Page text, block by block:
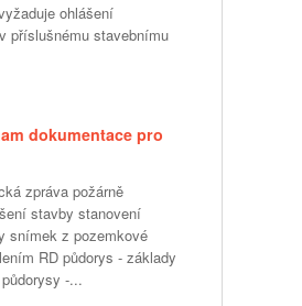
ohlášení
příslušnému stavebnímu
dokumentace pro
zpráva požárně
stavby stanovení
snímek z pozemkové
RD půdorys - základy
-...